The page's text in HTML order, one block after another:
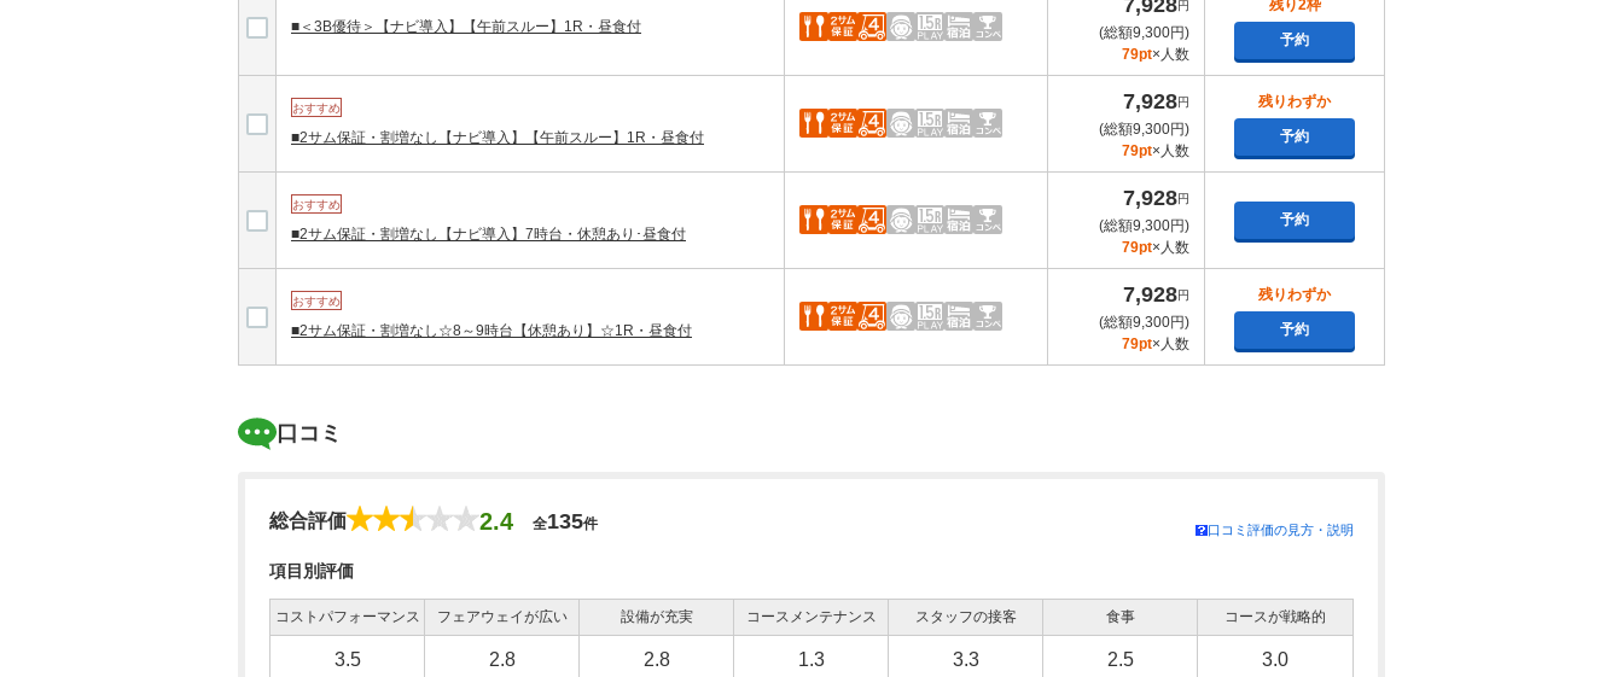
■＜3B優待＞【ナビ導入】【午前スルー】1R・昼食付
7,928円
(総額9,300円)
79pt×人数
残り2枠
予約
おすすめ
■2サム保証・割増なし【ナビ導入】【午前スルー】1R・昼食付
7,928円
(総額9,300円)
79pt×人数
残りわずか
予約
おすすめ
■2サム保証・割増なし【ナビ導入】7時台・休憩あり･昼食付
7,928円
(総額9,300円)
79pt×人数
予約
おすすめ
■2サム保証・割増なし☆8～9時台【休憩あり】☆1R・昼食付
7,928円
(総額9,300円)
79pt×人数
残りわずか
予約
口コミ
総合評価 2.4 全135件 口コミ評価の見方・説明
項目別評価
コストパフォーマンス フェアウェイが広い 設備が充実 コースメンテナンス スタッフの接客 食事 コースが戦略的
3.5 2.8 2.8 1.3 3.3 2.5 3.0